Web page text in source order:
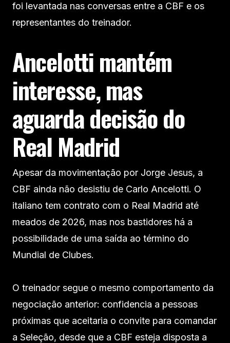
foi levantada nas conversas entre a CBF e os
representantes do treinador.
Ancelotti mantém
interesse, mas
aguarda decisão do
Real Madrid
Apesar da movimentação por Jorge Jesus, a
CBF ainda não desistiu de Carlo Ancelotti. O
italiano tem contrato com o Real Madrid até
meados de 2026, mas nos bastidores há a
possibilidade de uma saída ao término do
Mundial de Clubes.
O treinador segue o mesmo comportamento da
negociação anterior: confidencia a pessoas
próximas que aceitaria o convite para comandar
a Seleção, desde que a CBF esteja disposta a